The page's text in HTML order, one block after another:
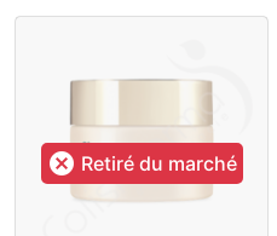
 Retiré du marché